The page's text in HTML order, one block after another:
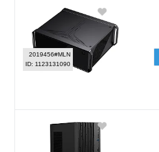
2019456#MLN
ID: 1123131090